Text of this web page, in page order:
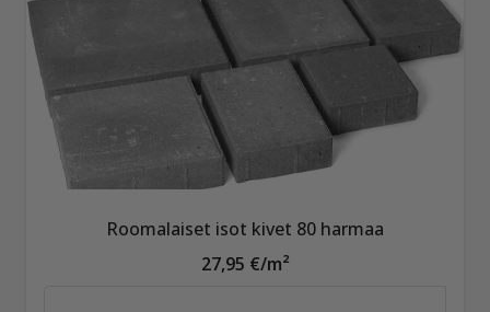
Roomalaiset isot kivet 80 harmaa
27,95 €/m²